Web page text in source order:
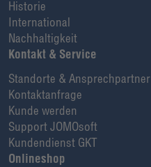
Historie
International
Nachhaltigkeit
Kontakt & Service
Standorte & Ansprechpartner
Kontaktanfrage
Kunde werden
Support JOMOsoft
Kundendienst GKT
Onlineshop